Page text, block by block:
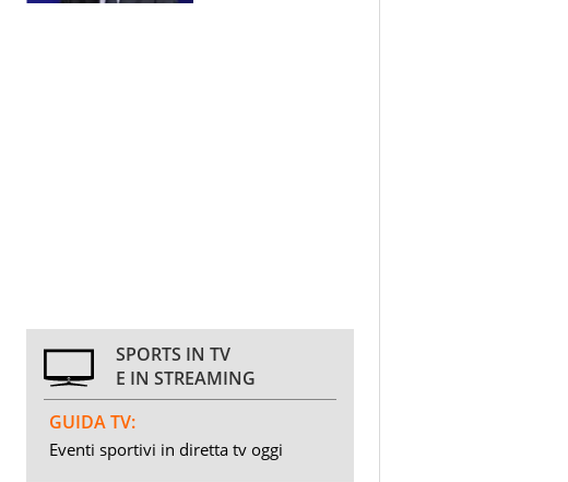
SPORTS IN TV
E IN STREAMING
GUIDA TV:
Eventi sportivi in diretta tv oggi